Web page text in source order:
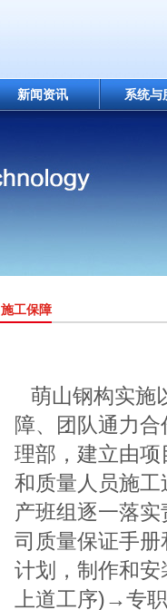
新闻资讯 系统与
施工保障
萌山钢构实施
障、团队通力
理部，建立由
和质量人员施
产班组逐一落
司质量保证手
计划，制作和
上道工序)→专